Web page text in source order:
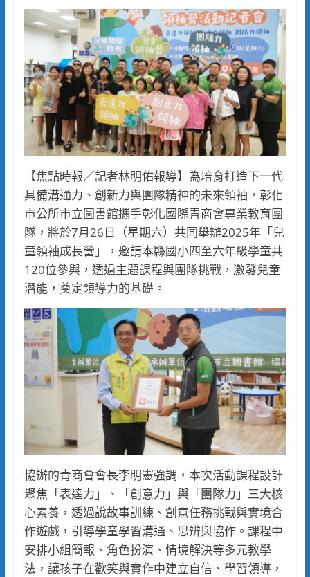
【焦點時報／記者林明佑報導】為培育打造下一代
具備溝通力、創新力與團隊精神的未來領袖，彰化
市公所市立圖書館攜手彰化國際青商會專業教育團
隊，將於7月26日（星期六）共同舉辦2025年「兒
童領袖成長營」，邀請本縣國小四至六年級學童共
120位參與，透過主題課程與團隊挑戰，激發兒童
潛能，奠定領導力的基礎。
協辦的青商會會長李明憲強調，本次活動課程設計
聚焦「表達力」、「創意力」與「團隊力」三大核
心素養，透過說故事訓練、創意任務挑戰與實境合
作遊戲，引導學童學習溝通、思辨與協作。課程中
安排小組簡報、角色扮演、情境解決等多元教學
法，讓孩子在歡笑與實作中建立自信、學習領導，